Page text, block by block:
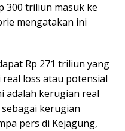
300 triliun masuk ke
mengatakan ini
Rp 271 triliun yang
loss atau potensial
adalah kerugian real
kerugian
pers di Kejagung,